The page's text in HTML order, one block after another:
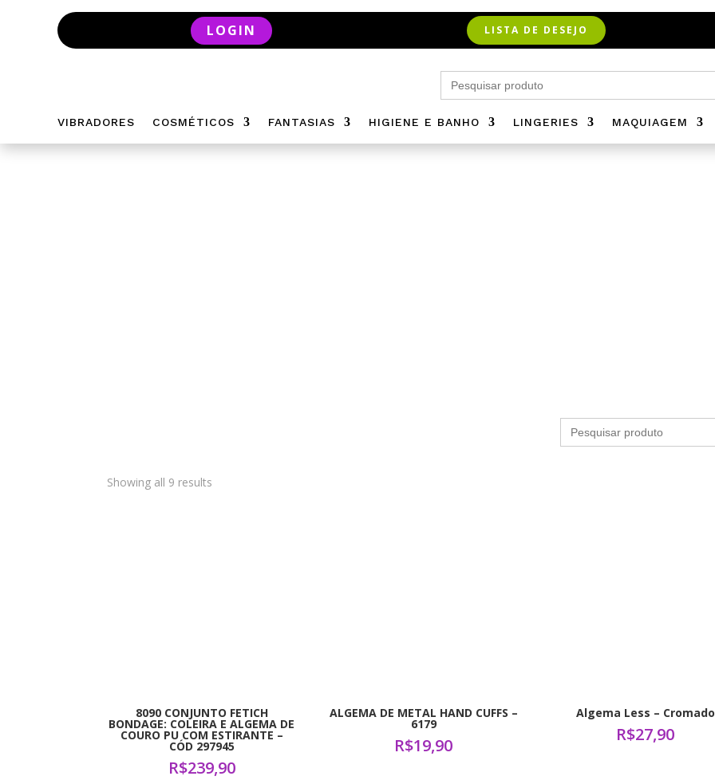
LOGIN LISTA DE DESEJO
Search
for:
VIBRADORES COSMÉTICOS FANTASIAS HIGIENE E BANHO LINGERIES MAQUIAGEM
Search
for:
Showing all 9 results
8090 CONJUNTO FETICH
BONDAGE: COLEIRA E ALGEMA DE
COURO PU COM ESTIRANTE –
CÓD 297945
R$239,90
ALGEMA DE METAL HAND CUFFS –
6179
R$19,90
Algema Less – Cromado
R$27,90